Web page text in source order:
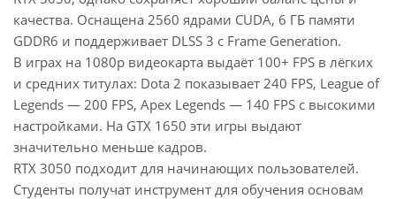
качества. Оснащена 2560 ядрами CUDA, 6 ГБ памяти
GDDR6 и поддерживает DLSS 3 с Frame Generation.
В играх на 1080p видеокарта выдаёт 100+ FPS в лёгких
и средних титулах: Dota 2 показывает 240 FPS, League of
Legends — 200 FPS, Apex Legends — 140 FPS с высокими
настройками. На GTX 1650 эти игры выдают
значительно меньше кадров.
RTX 3050 подходит для начинающих пользователей.
Студенты получат инструмент для обучения основам